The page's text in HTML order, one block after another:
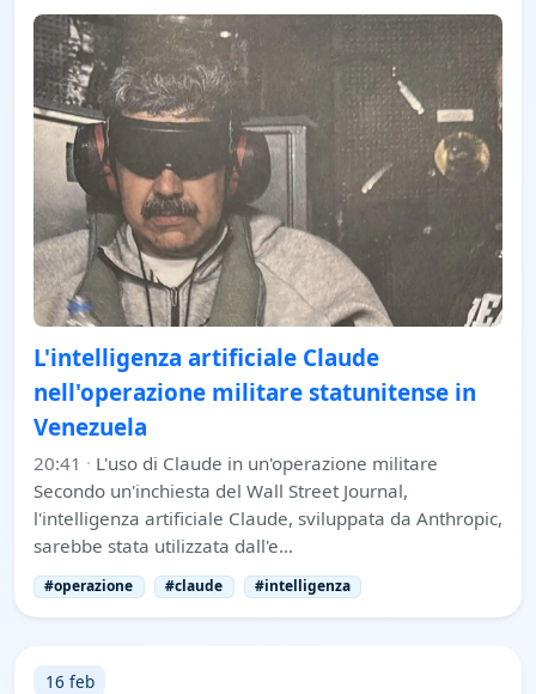
L'intelligenza artificiale Claude
nell'operazione militare statunitense in
Venezuela
20:41 · L'uso di Claude in un'operazione militare
Secondo un'inchiesta del Wall Street Journal,
l'intelligenza artificiale Claude, sviluppata da Anthropic,
sarebbe stata utilizzata dall'e…
#operazione #claude #intelligenza
16 feb